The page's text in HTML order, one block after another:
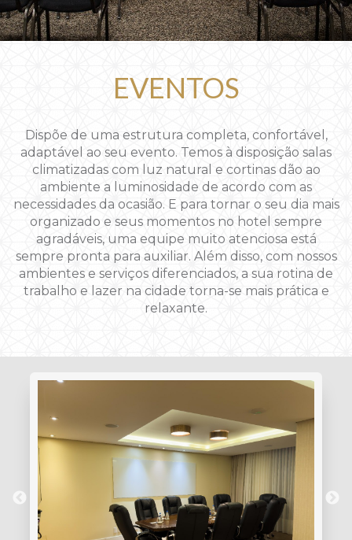
EVENTOS
Dispõe de uma estrutura completa, confortável,
adaptável ao seu evento. Temos à disposição salas
climatizadas com luz natural e cortinas dão ao
ambiente a luminosidade de acordo com as
necessidades da ocasião. E para tornar o seu dia mais
organizado e seus momentos no hotel sempre
agradáveis, uma equipe muito atenciosa está
sempre pronta para auxiliar. Além disso, com nossos
ambientes e serviços diferenciados, a sua rotina de
trabalho e lazer na cidade torna-se mais prática e
relaxante.